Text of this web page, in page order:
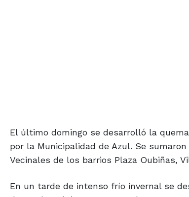
El último domingo se desarrolló la
por la Municipalidad de Azul. Se